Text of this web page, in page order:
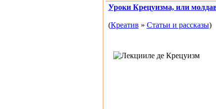
Уроки Крецуизма, или
(Креатив » Статьи и рассказы)